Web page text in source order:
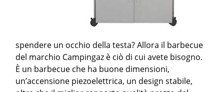
spendere un occhio della testa? Allora il barbecue
del marchio Campingaz è ciò di cui avete bisogno.
È un barbecue che ha buone dimensioni,
un’accensione piezoelettrica, un design stabile,